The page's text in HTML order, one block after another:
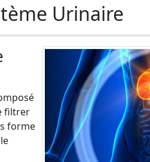
Urinaire
filtrer
forme